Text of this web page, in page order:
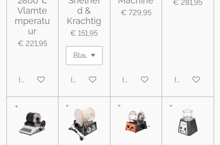
Vlamte
mperatu
ur
€ 221,95
In winkelwagen
d &
Krachtig
€ 151,95
In winkelwagen
€ 729,95
In winkelwagen
€ 281,95
In